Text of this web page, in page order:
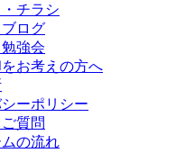
チラシ
ログ
強会
お考えの方へ
ーポリシー
質問
の流れ